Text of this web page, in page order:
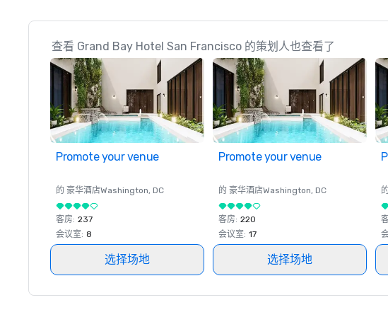
查看 Grand Bay Hotel San Francisco 的策划人也查看了
Promote your venue
的 豪华酒店Washington, DC
客房: 237
会议室: 8
选择场地
Promote your venue
的 豪华酒店Washington, DC
客房: 220
会议室: 17
选择场地